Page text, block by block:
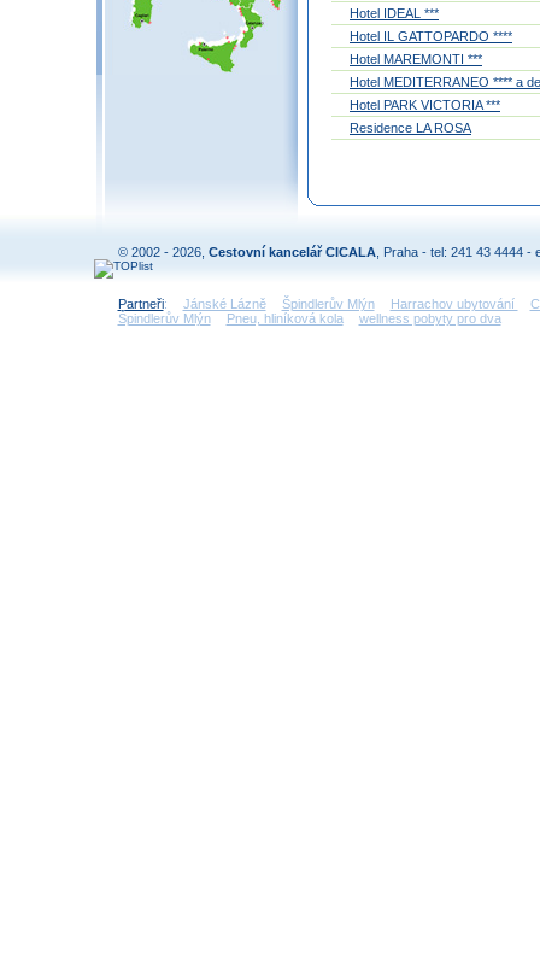
Hotel IDEAL ***
Hotel IL GATTOPARDO ****
Hotel MAREMONTI ***
Hotel MEDITERRANEO **** a
Hotel PARK VICTORIA ***
Residence LA ROSA
© 2002 - 2026, Cestovní kancelář CICALA , Praha - tel: 241 43 4444 -
Partneři: Jánské Lázně Špindlerův Mlýn Harrachov ubytování
Špindlerův Mlýn
Pneu, hliníková kola wellness pobyty pro dva